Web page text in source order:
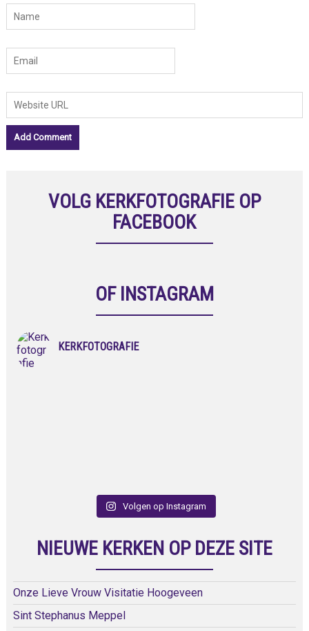
VOLG KERKFOTOGRAFIE OP
FACEBOOK
OF INSTAGRAM
KERKFOTOGRAFIE
Volgen op Instagram
NIEUWE KERKEN OP DEZE SITE
Onze Lieve Vrouw Visitatie Hoogeveen
Sint Stephanus Meppel